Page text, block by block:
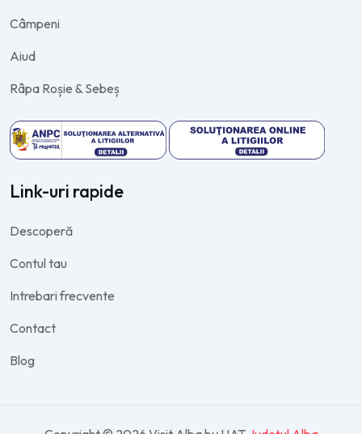
Câmpeni
Aiud
Râpa Roșie & Sebeș
Link-uri rapide
Descoperă
Contul tau
Intrebari frecvente
Contact
Blog